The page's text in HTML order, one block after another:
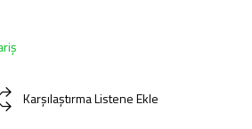
Karşılaştırma Listene Ekle